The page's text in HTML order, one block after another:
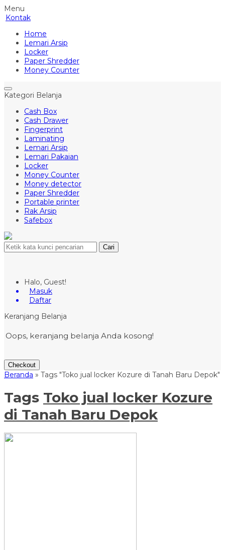
Menu
Kontak
Home
Lemari Arsip
Locker
Paper Shredder
Money Counter
Kategori Belanja
Cash Box
Cash Drawer
Fingerprint
Laminating
Lemari Arsip
Lemari Pakaian
Locker
Money Counter
Money detector
Paper Shredder
Portable printer
Rak Arsip
Safebox
Cari
Halo, Guest!
Masuk
Daftar
Keranjang Belanja
Oops, keranjang belanja Anda kosong!
Checkout
Beranda » Tags "Toko jual locker Kozure di Tanah Baru Depok"
Tags Toko jual locker Kozure
di Tanah Baru Depok